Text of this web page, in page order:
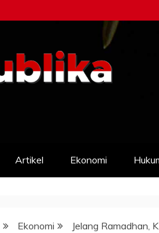
Artikel Ekonomi
Ekonomi Jelang Ramadhan,